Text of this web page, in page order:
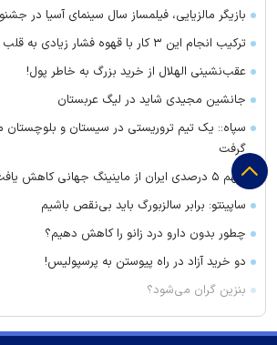
بازیگر مالزیایی، فیلمساز سال سینمای آسیا در
ترکیب انجام این ۳ کار با قهوه فشار زیادی به قلب وارد می‌کند
عقب‌نشینی الهلال از خرید بزرگ به خاطر پول!
جانشین مجیدی شاید در لیگ عربستان
سپاه:: یک تیم تروریستی در سیستان و بلوچستان
گرفت
سهم ۵ درصدی ایران از ماینینگ جهانی کاهش یافت
ساپینتو: برابر سالزبورگ باید بی‌نقص باشیم
چطور بدون دارو درد زانو را کاهش دهیم؟
دو خرید آزاد در راه پیوستن به پرسپولیس!
بنزین گران می‌شود؟
مسئولان صداوسیما چرا آمار مخاطبان برنامه‌های
کرده‌اند؟